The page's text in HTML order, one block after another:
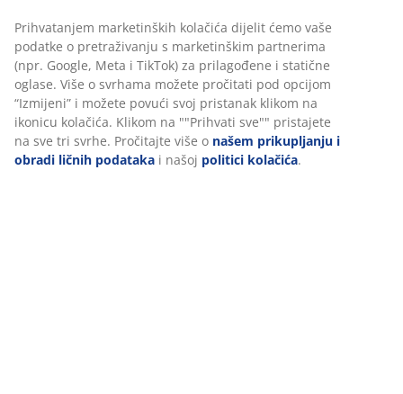
postavljeno pitanje, a isti/a će biti objavljen/a na
stranici Priređivača6. 7. 2023. (do kraja dana).
Stručni žiri sastavljen je od 3 (tri) člana, i to od sljedećih
članova:
- Ana Čulić;
- Nevena Feliks Holjevac;
- Marta Đapić Mihaljević.
Prihvatanjem marketinških kolačića dijelit ćemo vaše
podatke o pretraživanju s marketinškim partnerima
(npr. Google, Meta i TikTok) za prilagođene i statične
oglase. Više o svrhama možete pročitati pod opcijom
“Izmijeni” i možete povući svoj pristanak klikom na
ikonicu kolačića. Klikom na ""Prihvati sve"" pristajete
na sve tri svrhe. Pročitajte više o našem prikupljanju i
obradi ličnih podataka i našoj politici kolačića.